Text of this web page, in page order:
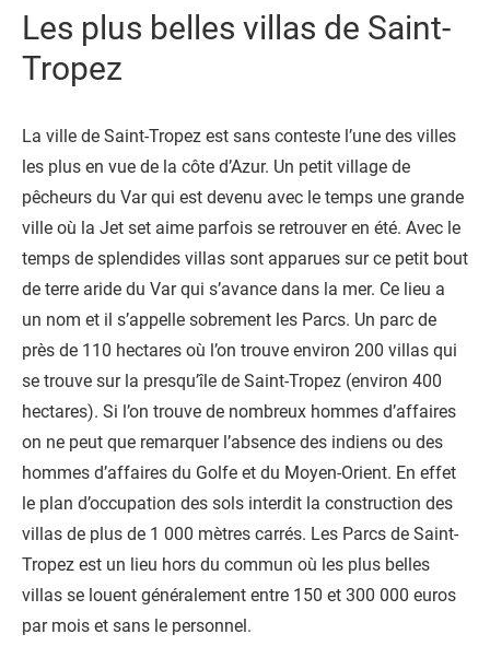
Les plus belles villas de Saint-
Tropez
La ville de Saint-Tropez est sans conteste l’une des villes
les plus en vue de la côte d’Azur. Un petit village de
pêcheurs du Var qui est devenu avec le temps une grande
ville où la Jet set aime parfois se retrouver en été. Avec le
temps de splendides villas sont apparues sur ce petit bout
de terre aride du Var qui s’avance dans la mer. Ce lieu a
un nom et il s’appelle sobrement les Parcs. Un parc de
près de 110 hectares où l’on trouve environ 200 villas qui
se trouve sur la presqu’île de Saint-Tropez (environ 400
hectares). Si l’on trouve de nombreux hommes d’affaires
on ne peut que remarquer l’absence des indiens ou des
hommes d’affaires du Golfe et du Moyen-Orient. En effet
le plan d’occupation des sols interdit la construction des
villas de plus de 1 000 mètres carrés. Les Parcs de Saint-
Tropez est un lieu hors du commun où les plus belles
villas se louent généralement entre 150 et 300 000 euros
par mois et sans le personnel.